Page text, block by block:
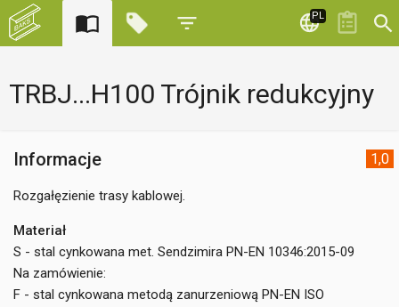
PL
TRBJ...H100 Trójnik redukcyjny
1,0
Informacje
Rozgałęzienie trasy kablowej.
Materiał
S - stal cynkowana met. Sendzimira PN-EN 10346:2015-09
Na zamówienie:
F - stal cynkowana metodą zanurzeniową PN-EN ISO